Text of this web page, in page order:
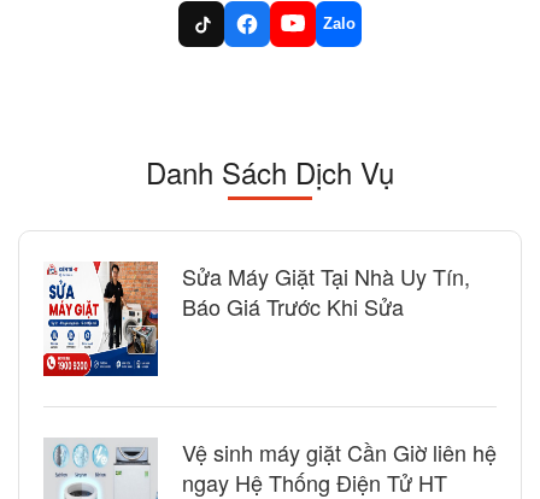
Zalo
Danh Sách Dịch Vụ
Sửa Máy Giặt Tại Nhà Uy Tín,
Báo Giá Trước Khi Sửa
Vệ sinh máy giặt Cần Giờ liên hệ
ngay Hệ Thống Điện Tử HT